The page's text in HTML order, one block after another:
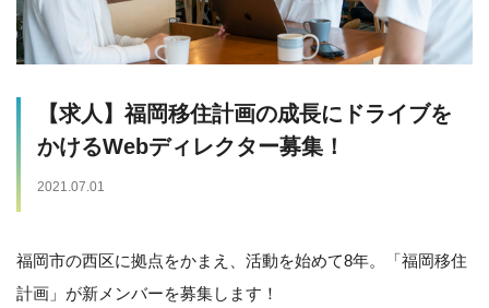
【求人】福岡移住計画の成長にドライブを
かけるWebディレクター募集！
2021.07.01
福岡市の西区に拠点をかまえ、活動を始めて8年。「福岡移住
計画」が新メンバーを募集します！